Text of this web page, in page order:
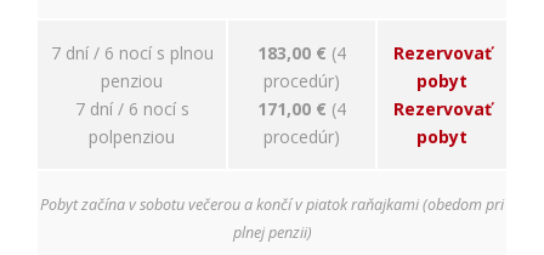
7 dní / 6 nocí s plnou
penziou
7 dní / 6 nocí s
polpenziou
183,00 € (4
procedúr)
171,00 € (4
procedúr)
Rezervovať
pobyt
Rezervovať
pobyt
Pobyt začína v sobotu večerou a končí v piatok raňajkami (obedom pri
plnej penzii)